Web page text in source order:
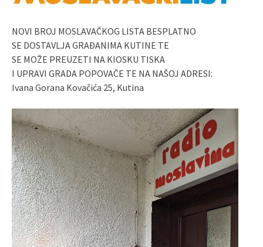
NOVI BROJ MOSLAVAČKOG LISTA BESPLATNO
SE DOSTAVLJA GRAĐANIMA KUTINE TE
SE MOŽE PREUZETI NA KIOSKU TISKA
I UPRAVI GRADA POPOVAČE TE NA NAŠOJ ADRESI:
Ivana Gorana Kovačića 25, Kutina